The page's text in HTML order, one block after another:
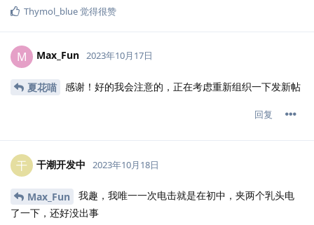
Thymol_blue觉得很赞
M Max_Fun 2023年10月17日
夏花喵 感谢！好的我会注意的，正在考虑重新组织一下发新帖
回复
干 干潮开发中 2023年10月18日
Max_Fun
我趣，我唯一一次电击就是在初中，夹两个乳头电
了一下，还好没出事